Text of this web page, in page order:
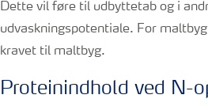
Dette vil føre til udbyttetab og i
udvaskningspotentiale. For
kravet til maltbyg.
Proteinindhold ved N-